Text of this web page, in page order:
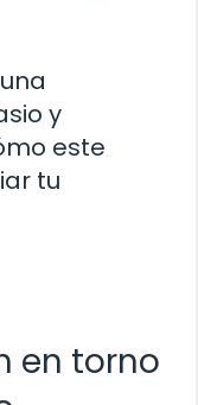
y
este
tu
en torno